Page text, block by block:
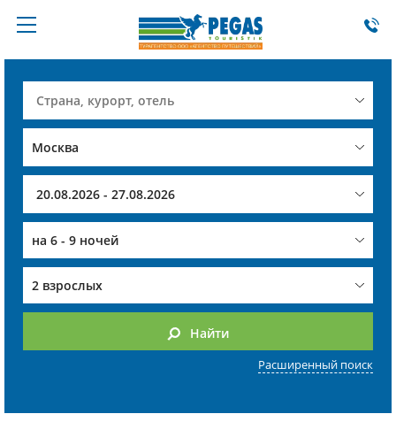
на 6 - 9 ночей
2 взрослых
Найти
Расширенный поиск